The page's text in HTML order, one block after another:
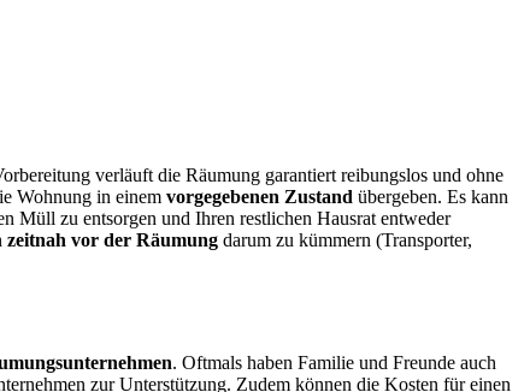
verläuft die Räumung garantiert reibungslos und ohne
Wohnung in einem vorgegebenen Zustand übergeben. Es kann
Müll zu entsorgen und Ihren restlichen Hausrat entweder
zeitnah vor der Räumung darum zu kümmern (Transporter,
. Oftmals haben Familie und Freunde auch
zur Unterstützung. Zudem können die Kosten für einen